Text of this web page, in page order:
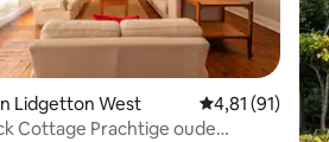
Lidgetton West Gemiddelde
4,81 (91)
Prachtige oude